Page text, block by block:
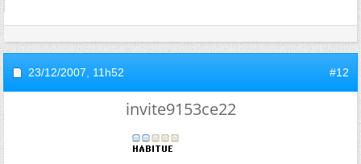
23/12/2007, 11h52 #12
invite9153ce22